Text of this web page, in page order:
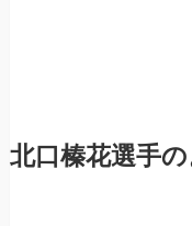
北口榛花選手